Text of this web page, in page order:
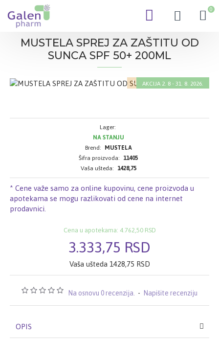
0
MUSTELA SPREJ ZA ZAŠTITU OD
SUNCA SPF 50+ 200ML
UZ KARTICU POVERENJA
AKCIJA 2. 8 - 31. 8. 2026.
Na osnovu 0 recenzija. - Napišite recenziju
* Cene važe samo za online kupovinu, cene proizvoda u
apotekama se mogu razlikovati od cene na internet
prodavnici.
3.333,75 RSD
Cena u apotekama: 4.762,50 RSD
Vaša ušteda 1428,75 RSD
Lager:
NA STANJU
Brend:
MUSTELA
Šifra proizvoda:
11405
Vaša ušteda:
1428,75
OPIS